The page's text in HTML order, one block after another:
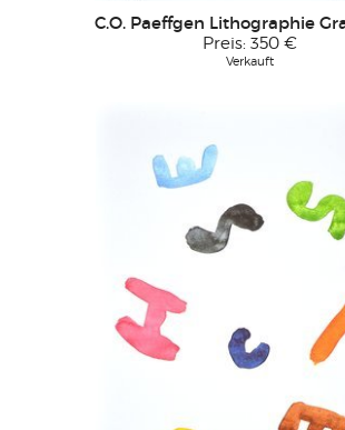
C.O. Paeffgen Lithographie
Preis: 350 €
Verkauft